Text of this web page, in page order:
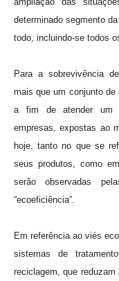
determinado segmento
todo, incluindo-se todos
Para a sobrevivência
mais que um conjunto
a fim de atender um
empresas, expostas ao
hoje, tanto no que se
seus produtos, como
serão observadas
“ecoeficiência”.
Em referência ao viés
sistemas de
reciclagem, que